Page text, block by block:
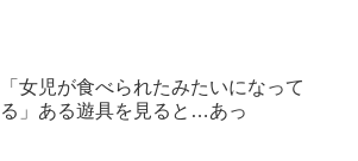
「女児が食べられたみたいになって
る」ある遊具を見ると…あっ